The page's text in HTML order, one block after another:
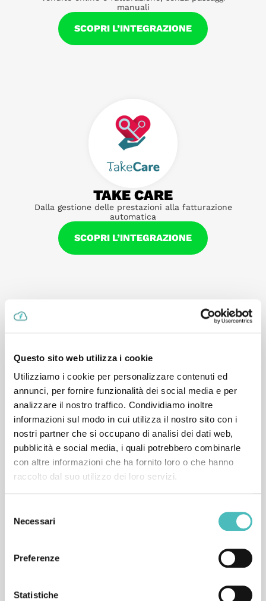
Questo sito web utilizza i cookie
Utilizziamo i cookie per personalizzare contenuti ed
annunci, per fornire funzionalità dei social media e per
analizzare il nostro traffico. Condividiamo inoltre
informazioni sul modo in cui utilizza il nostro sito con i
nostri partner che si occupano di analisi dei dati web,
pubblicità e social media, i quali potrebbero combinarle
con altre informazioni che ha fornito loro o che hanno
raccolto dal suo utilizzo dei loro servizi.
delNecessari
Preferenze
Statistiche
manuali
SCOPRI L’INTEGRAZIONE
TAKE CARE
Dalla gestione delle prestazioni alla fatturazione
automatica
SCOPRI L’INTEGRAZIONE
CLIMA
Interventi e fiscalizzazione, senza passaggi manuali
SCOPRI L’INTEGRAZIONE